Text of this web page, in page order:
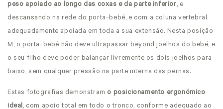
peso apoiado ao longo das coxas e da parte inferior, e
descansando na rede do porta-bebé, e com a coluna vertebral
adequadamente apoiada em toda a sua extensão. Nesta posição
M, o porta-bebé não deve ultrapassar beyond joelhos do bebé, e
o seu filho deve poder balançar livremente os dois joelhos para
baixo, sem qualquer pressão na parte interna das pernas.
Estas fotografias demonstram o posicionamento ergonómico
ideal, com apoio total em todo o tronco, conforme adequado ao